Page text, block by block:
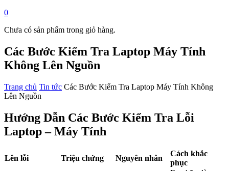
0
Chưa có sản phẩm trong giỏ hàng.
Các Bước Kiểm Tra Laptop Máy Tính
Không Lên Nguồn
Trang chủ Tin tức Các Bước Kiểm Tra Laptop Máy Tính Không
Lên Nguồn
Hướng Dẫn Các Bước Kiểm Tra Lỗi
Laptop – Máy Tính
Lên lỗi Triệu chứng Nguyên nhân
Cách khắc
phục